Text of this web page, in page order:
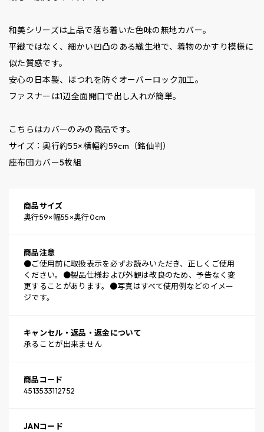
和美シリーズは上品で落ち着いた色味の無地カバー。
平織ではなく、細かい凹凸のある織生地で、着物のかすり模様に
似た質感です。
安心の日本製、ほつれを防ぐオーバーロック加工。
ファスナーは1辺全面開口で出し入れが簡単。
こちらはカバーのみの商品です。
サイズ：奥行約55×横幅約59cm（銘仙判）
座布団カバー5枚組
商品サイズ
奥行59×幅55×奥行0cm
商品注意
●ご使用前に取扱表示を必ずお読みいただき、正しくご使用
ください。●製品仕様および外観は改良のため、予告なく変
更することがあります。●写真はすべて使用例などのイメー
ジです。
キャンセル・返品・返金について
承ることが出来ません
商品コード
4513533112752
JANコード